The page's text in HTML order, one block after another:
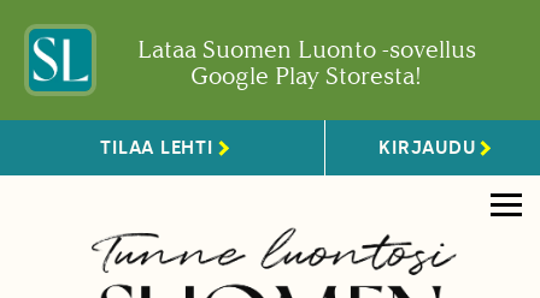
Lataa Suomen Luonto -sovellus
Google Play Storesta!
TILAA LEHTI KIRJAUDU